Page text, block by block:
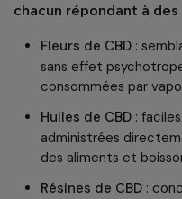
chacun répondant à
Fleurs de CBD :
sans effet
consommées par
Huiles de CBD :
administrées
des aliments et
Résines de CBD :